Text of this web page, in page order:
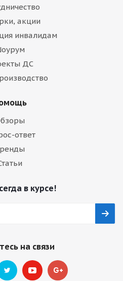
акции
инвалидам
ДС
ответ
в курсе!
на связи